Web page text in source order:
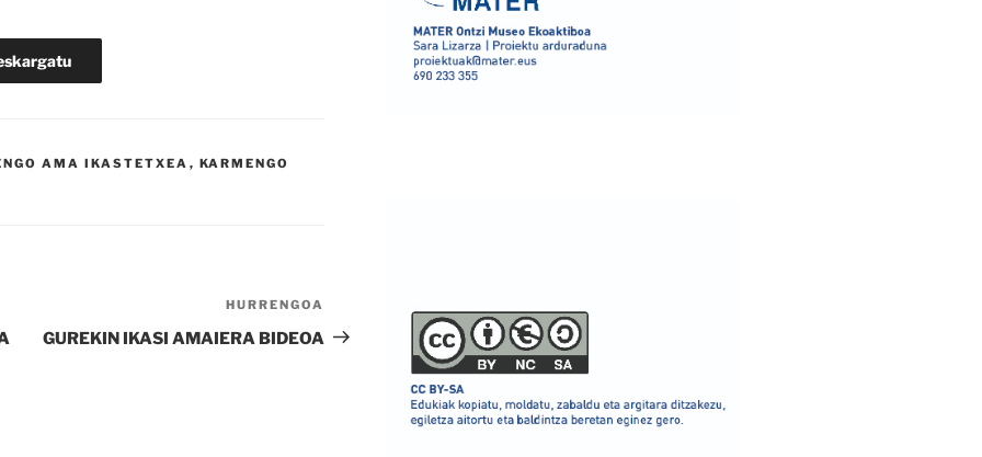
AMA IKASTETXEA , KARMENGO
bidalketa
HURRENGOA
GUREKIN IKASI AMAIERA BIDEOA